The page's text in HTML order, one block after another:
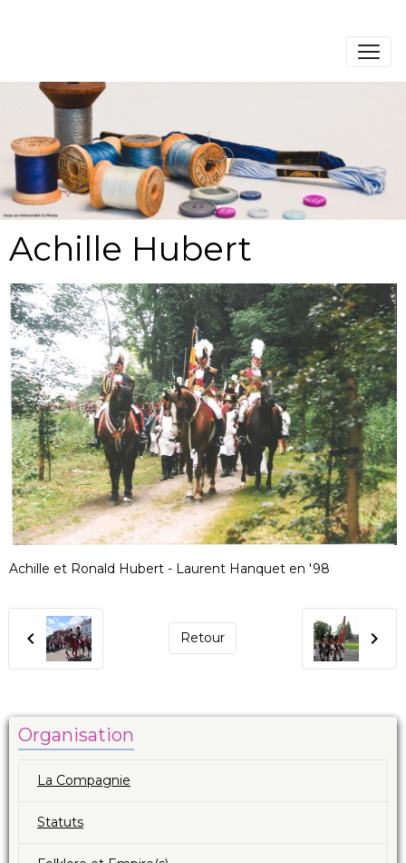
Achille Hubert
Achille et Ronald Hubert - Laurent Hanquet en '98
Retour
Organisation
La Compagnie
Statuts